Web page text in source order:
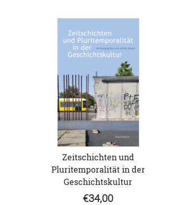
Zeitschichten und
Pluritemporalität in der
Geschichtskultur
€34,00